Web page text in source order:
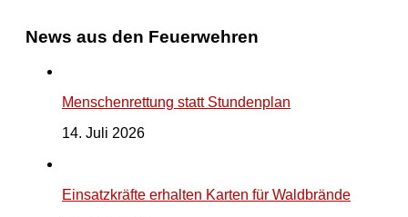
News aus den Feuerwehren
Menschenrettung statt Stundenplan
14. Juli 2026
Einsatzkräfte erhalten Karten für Waldbrände